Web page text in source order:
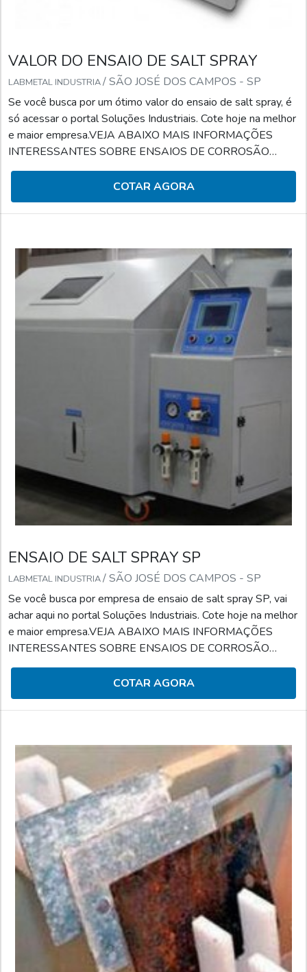
VALOR DO ENSAIO DE SALT SPRAY
LABMETAL INDUSTRIA/ SÃO JOSÉ DOS CAMPOS - SP
Se você busca por um ótimo valor do ensaio de salt spray, é
só acessar o portal Soluções Industriais. Cote hoje na melhor
e maior empresa.VEJA ABAIXO MAIS INFORMAÇÕES
INTERESSANTES SOBRE ENSAIOS DE CORROSÃO
SALT-SPRAYQuando o assunto é ensaios de salt spray,
podemos dizer que serve para simular a corrosão acelerada
de determinado material. Para tanto, é feita a identificação e
o controle do componente em análise em relação à
diferenciais que co
COTAR AGORA
ENSAIO DE SALT SPRAY SP
LABMETAL INDUSTRIA/ SÃO JOSÉ DOS CAMPOS - SP
Se você busca por empresa de ensaio de salt spray SP, vai
achar aqui no portal Soluções Industriais. Cote hoje na melhor
e maior empresa.VEJA ABAIXO MAIS INFORMAÇÕES
INTERESSANTES SOBRE ENSAIOS DE CORROSÃO
SALT-SPRAYQuando o assunto é ensaios de salt spray,
podemos dizer que serve para simular a corrosão acelerada
de determinado material. Para tanto, é feita a identificação e
o controle do componente em análise em relação à
diferenciais que con
COTAR AGORA